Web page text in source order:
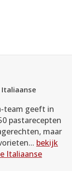
team geeft in
pastarecepten
maar
bekijk
Italiaanse